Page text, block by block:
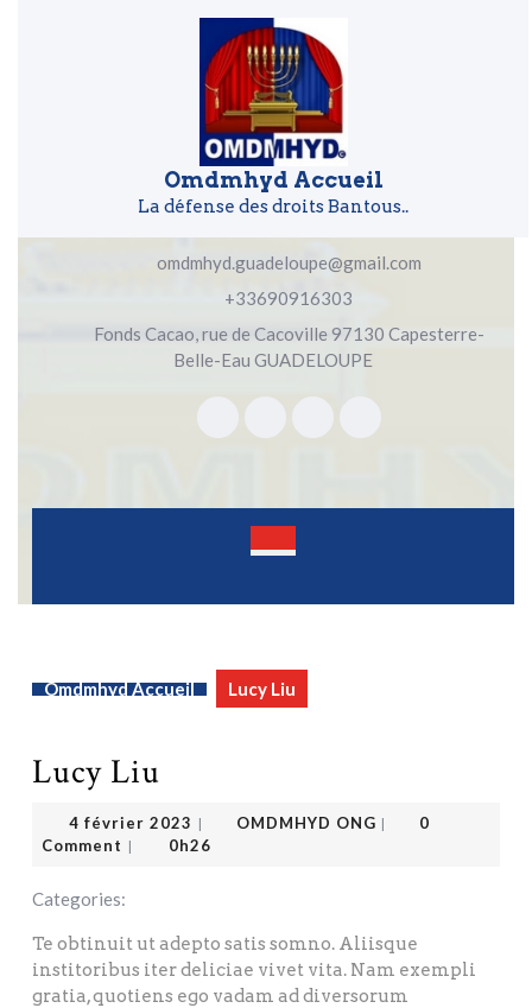
Omdmhyd Accueil
La défense des droits Bantous..
omdmhyd.guadeloupe@gmail.com
+33690916303
Fonds Cacao, rue de Cacoville 97130 Capesterre-
Belle-Eau GUADELOUPE
Omdmhyd Accueil Lucy Liu
Lucy Liu
4 février 2023 | OMDMHYD ONG |
0
Comment | 0h26
Categories:
Te obtinuit ut adepto satis somno. Aliisque
institoribus iter deliciae vivet vita. Nam exempli
gratia, quotiens ego vadam ad diversorum